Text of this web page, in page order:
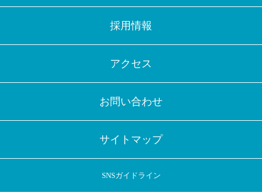
採用情報
アクセス
お問い合わせ
サイトマップ
SNSガイドライン